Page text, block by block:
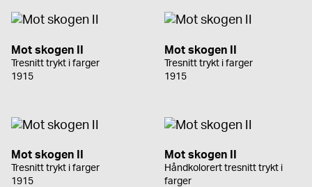
Mot skogen II
Tresnitt trykt i farger
1915
Mot skogen II
Tresnitt trykt i farger
1915
Mot skogen II
Tresnitt trykt i farger
1915
Mot skogen II
Håndkolorert tresnitt trykt i
farger